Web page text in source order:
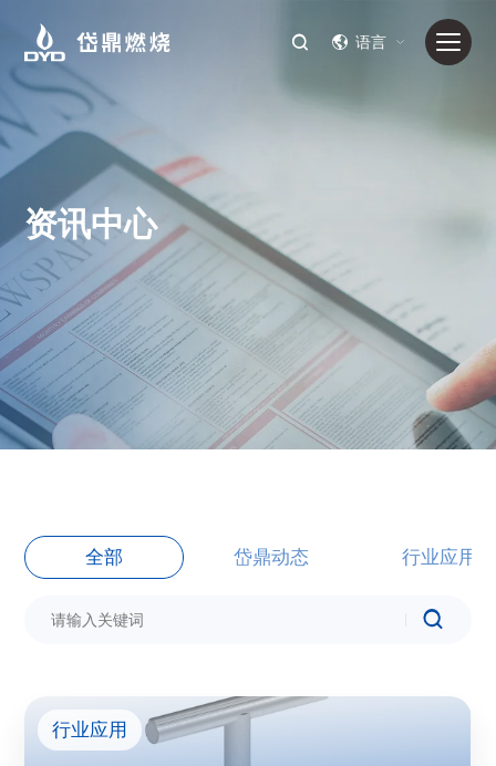
语言
资讯中心
全部 岱鼎动态 行业应用
行业应用